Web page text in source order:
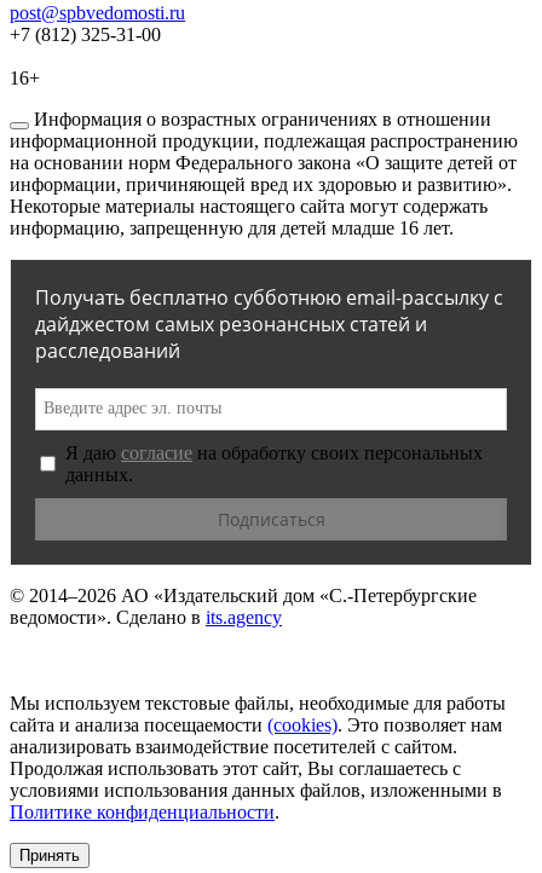
post@spbvedomosti.ru
+7 (812) 325-31-00
16+
Информация о возрастных ограничениях в отношении
информационной продукции, подлежащая распространению
на основании норм Федерального закона «О защите детей от
информации, причиняющей вред их здоровью и развитию».
Некоторые материалы настоящего сайта могут содержать
информацию, запрещенную для детей младше 16 лет.
Получать бесплатно субботнюю email-рассылку с
дайджестом самых резонансных статей и
расследований
Я даю согласие на обработку своих персональных
данных.
© 2014–2026 АО «Издательский дом «С.-Петербургские
ведомости». Сделано в its.agency
Мы используем текстовые файлы, необходимые для работы
сайта и анализа посещаемости (сookies). Это позволяет нам
анализировать взаимодействие посетителей с сайтом.
Продолжая использовать этот сайт, Вы соглашаетесь с
условиями использования данных файлов, изложенными в
Политике конфиденциальности.
Принять